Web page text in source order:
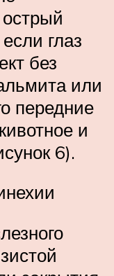
глаз
без
или
передние
и
6).